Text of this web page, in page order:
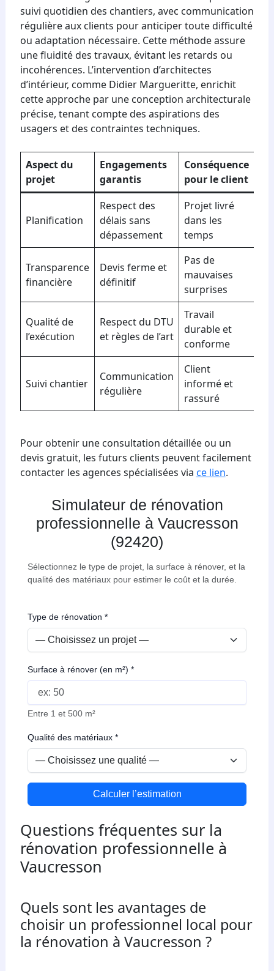
suivi quotidien des chantiers, avec communication
régulière aux clients pour anticiper toute difficulté
ou adaptation nécessaire. Cette méthode assure
une fluidité des travaux, évitant les retards ou
incohérences. L’intervention d’architectes
d’intérieur, comme Didier Margueritte, enrichit
cette approche par une conception architecturale
précise, tenant compte des aspirations des
usagers et des contraintes techniques.
Aspect du
projet
Engagements
garantis
Conséquence
pour le client
Planification
Respect des
délais sans
dépassement
Projet livré
dans les
temps
Transparence
financière
Devis ferme et
définitif
Pas de
mauvaises
surprises
Qualité de
l’exécution
Respect du DTU
et règles de l’art
Travail
durable et
conforme
Suivi chantier
Communication
régulière
Client
informé et
rassuré
Pour obtenir une consultation détaillée ou un
devis gratuit, les futurs clients peuvent facilement
contacter les agences spécialisées via ce lien.
Simulateur de rénovation
professionnelle à Vaucresson
(92420)
Sélectionnez le type de projet, la surface à rénover, et la
qualité des matériaux pour estimer le coût et la durée.
Type de rénovation *
Surface à rénover (en m²) *
Entre 1 et 500 m²
Qualité des matériaux *
Calculer l’estimation
Questions fréquentes sur la
rénovation professionnelle à
Vaucresson
Quels sont les avantages de
choisir un professionnel local pour
la rénovation à Vaucresson ?